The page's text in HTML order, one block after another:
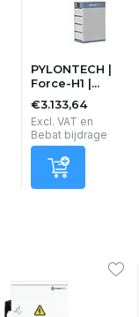
PYLONTECH |
Force-H1 |...
€3.133,64
Excl. VAT en
Bebat bijdrage